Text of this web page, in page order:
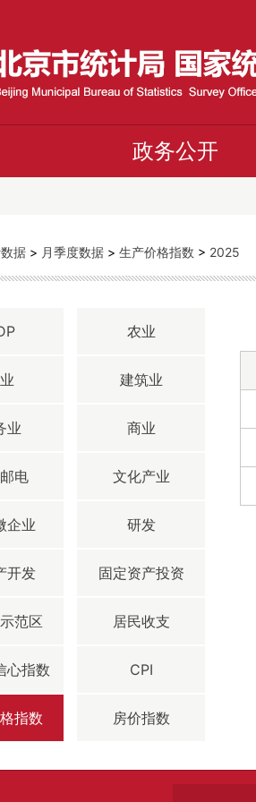
政务公开
据 > 月季度数据 > 生产价格指数 > 2025
业
电
企业
开发
范区
心指数
指数
农业
建筑业
商业
文化产业
研发
固定资产投资
居民收支
CPI
房价指数